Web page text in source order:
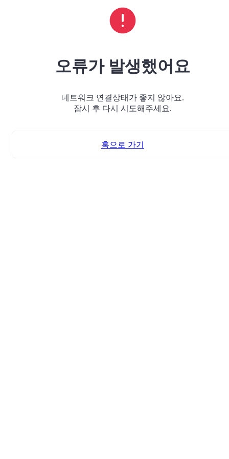
오류가 발생했어요
네트워크 연결상태가 좋지 않아요.
잠시 후 다시 시도해주세요.
홈으로 가기